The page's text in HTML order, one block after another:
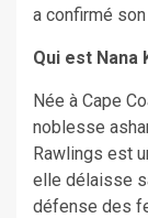
a confirmé
Qui est Nana
Née à Cape
noblesse
Rawlings est
elle délaisse
défense des